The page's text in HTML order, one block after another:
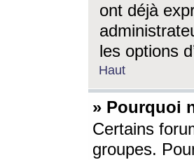
ont déjà
les options
Haut
» Pourquoi
Certains
groupes.